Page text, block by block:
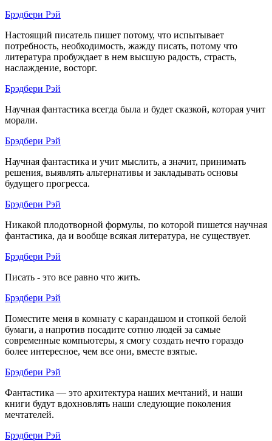
Брэдбери Рэй
Настоящий писатель пишет потому, что испытывает
потребность, необходимость, жажду писать, потому что
литература пробуждает в нем высшую радость, страсть,
наслаждение, восторг.
Брэдбери Рэй
Научная фантастика всегда была и будет сказкой, которая учит
морали.
Брэдбери Рэй
Научная фантастика и учит мыслить, а значит, принимать
решения, выявлять альтернативы и закладывать основы
будущего прогресса.
Брэдбери Рэй
Никакой плодотворной формулы, по которой пишется научная
фантастика, да и вообще всякая литература, не существует.
Брэдбери Рэй
Писать - это все равно что жить.
Брэдбери Рэй
Поместите меня в комнату с карандашом и стопкой белой
бумаги, а напротив посадите сотню людей за самые
современные компьютеры, я смогу создать нечто гораздо
более интересное, чем все они, вместе взятые.
Брэдбери Рэй
Фантастика — это архитектура наших мечтаний, и наши
книги будут вдохновлять наши следующие поколения
мечтателей.
Брэдбери Рэй